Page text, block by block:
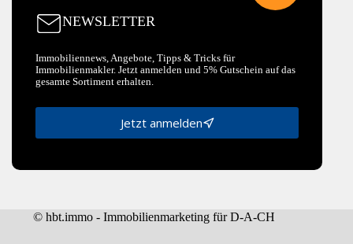
NEWSLETTER
Immobiliennews, Angebote, Tipps & Tricks für
Immobilienmakler. Jetzt anmelden und 5% Gutschein auf das
gesamte Sortiment erhalten.
Jetzt anmelden
© hbt.immo - Immobilienmarketing für D-A-CH